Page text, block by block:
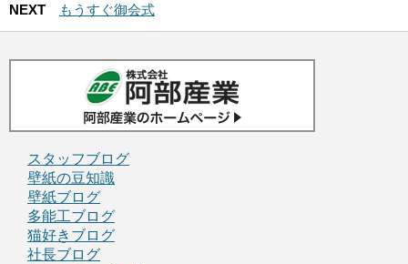
NEXT
もうすぐ御会式
スタッフブログ
壁紙の豆知識
壁紙ブログ
多能工ブログ
猫好きブログ
社長ブログ